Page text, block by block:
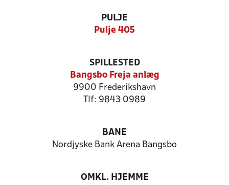
PULJE
Pulje 405
SPILLESTED
Bangsbo Freja anlæg
9900 Frederikshavn
Tlf: 9843 0989
BANE
Nordjyske Bank Arena Bangsbo
OMKL. HJEMME